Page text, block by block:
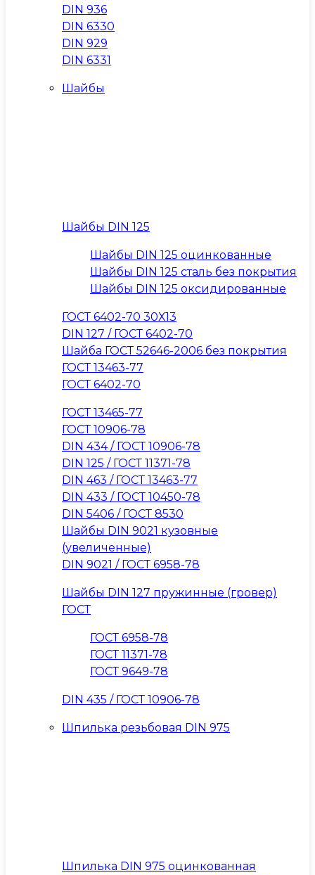
DIN 936
DIN 6330
DIN 929
DIN 6331
Шайбы
Шайбы DIN 125
Шайбы DIN 125 оцинкованные
Шайбы DIN 125 сталь без покрытия
Шайбы DIN 125 оксидированные
ГОСТ 6402-70 30Х13
DIN 127 / ГОСТ 6402-70
Шайба ГОСТ 52646-2006 без покрытия
ГОСТ 13463-77
ГОСТ 6402-70
ГОСТ 13465-77
ГОСТ 10906-78
DIN 434 / ГОСТ 10906-78
DIN 125 / ГОСТ 11371-78
DIN 463 / ГОСТ 13463-77
DIN 433 / ГОСТ 10450-78
DIN 5406 / ГОСТ 8530
Шайбы DIN 9021 кузовные
(увеличенные)
DIN 9021 / ГОСТ 6958-78
Шайбы DIN 127 пружинные (гровер)
ГОСТ
ГОСТ 6958-78
ГОСТ 11371-78
ГОСТ 9649-78
DIN 435 / ГОСТ 10906-78
Шпилька резьбовая DIN 975
Шпилька DIN 975 оцинкованная